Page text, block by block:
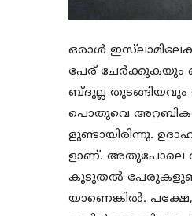
ഒരാള്‍
പേര് ചേര്‍ക്കുകയും
ബ്ദുല്ല തുടങ്ങിയവും
പൊതുവെ
ളുണ്ടായിരിന്നു.
ളാണ്. അതുപോലെ
കൂടുതല്‍
യാണെങ്കില്‍.